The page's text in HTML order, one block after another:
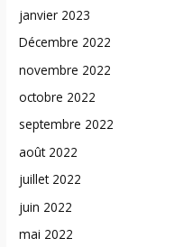
janvier 2023
Décembre 2022
novembre 2022
octobre 2022
septembre 2022
août 2022
juillet 2022
juin 2022
mai 2022